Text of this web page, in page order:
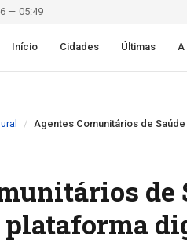
— 05:49
Início Cidades Últimas A
Agentes Comunitários de
de
plataforma